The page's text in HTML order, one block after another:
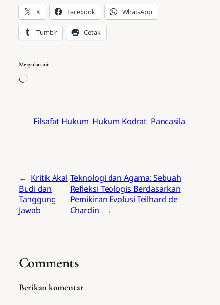
X Facebook WhatsApp
Tumblr Cetak
Menyukai ini:
Memuat…
Filsafat Hukum Hukum Kodrat Pancasila
← Kritik Akal
Budi dan
Tanggung
Jawab
Teknologi dan Agama: Sebuah
Refleksi Teologis Berdasarkan
Pemikiran Evolusi Teilhard de
Chardin →
Comments
Berikan komentar